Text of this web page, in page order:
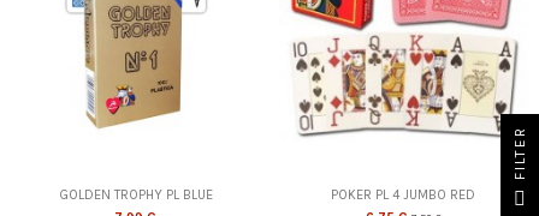
GOLDEN TROPHY PL BLUE
POKER PL 4 JUMBO RED
FILTER